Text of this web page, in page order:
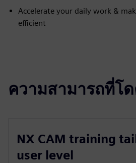
Accelerate your daily work &
efficient
ความสามารถที่โ
NX CAM training
user level